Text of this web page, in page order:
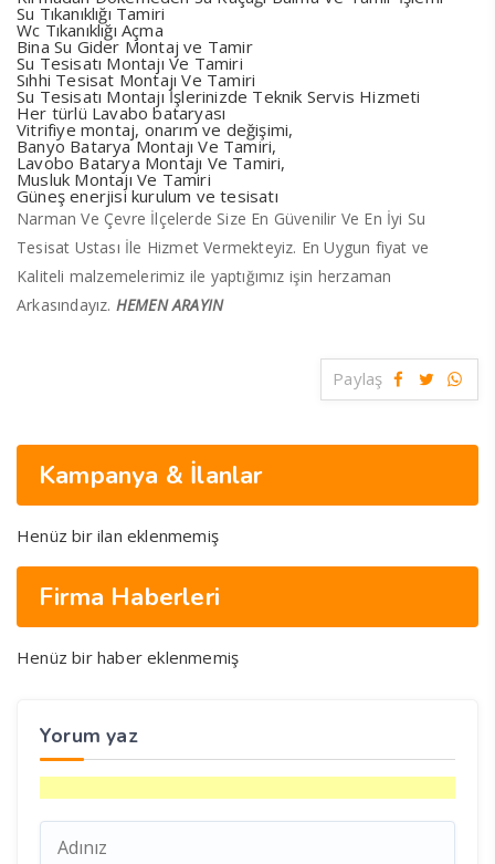
Su Tıkanıklığı Tamiri
Wc Tıkanıklığı Açma
Bina Su Gider Montaj ve Tamir
Su Tesisatı Montajı Ve Tamiri
Sıhhi Tesisat Montajı Ve Tamiri
Su Tesisatı Montajı İşlerinizde Teknik Servis Hizmeti
Her türlü Lavabo bataryası
Vitrifiye montaj, onarım ve değişimi,
Banyo Batarya Montajı Ve Tamiri,
Lavobo Batarya Montajı Ve Tamiri,
Musluk Montajı Ve Tamiri
Güneş enerjisi kurulum ve tesisatı
Narman Ve Çevre İlçelerde Size En Güvenilir Ve En İyi Su
Tesisat Ustası İle Hizmet Vermekteyiz. En Uygun fiyat ve
Kaliteli malzemelerimiz ile yaptığımız işin herzaman
Arkasındayız. HEMEN ARAYIN
Paylaş
Kampanya & İlanlar
Henüz bir ilan eklenmemiş
Firma Haberleri
Henüz bir haber eklenmemiş
Yorum yaz